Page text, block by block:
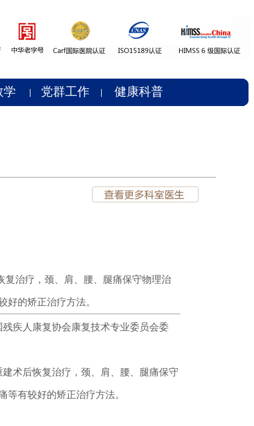
学 党群工作 健康科普
治疗，颈、肩、腰、腿痛保守物理治
的矫正治疗方法。
疾人康复协会康复技术专业委员会委
术后恢复治疗，颈、肩、腰、腿痛保守
有较好的矫正治疗方法。